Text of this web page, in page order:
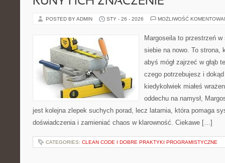
POSTED BY ADMIN STY - 26 - 2026 MOŻLIWOŚĆ
Margoseila to przestrzeń
siebie na nowo. To strona,
abyś mógł zajrzeć w głąb
czego potrzebujesz i
kiedykolwiek miałeś
oddechu na namysł,
jest kolejna zlepek suchych porad, lecz latarnia, która pomaga
doświadczenia i zamieniać chaos w klarowność. Ciekawe […]
CATEGORIES: CLEAN CODE I DOBRE PRAKTYKI PROGRAMISTYCZNE